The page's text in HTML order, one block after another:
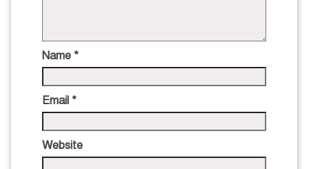
Name *
Email *
Website